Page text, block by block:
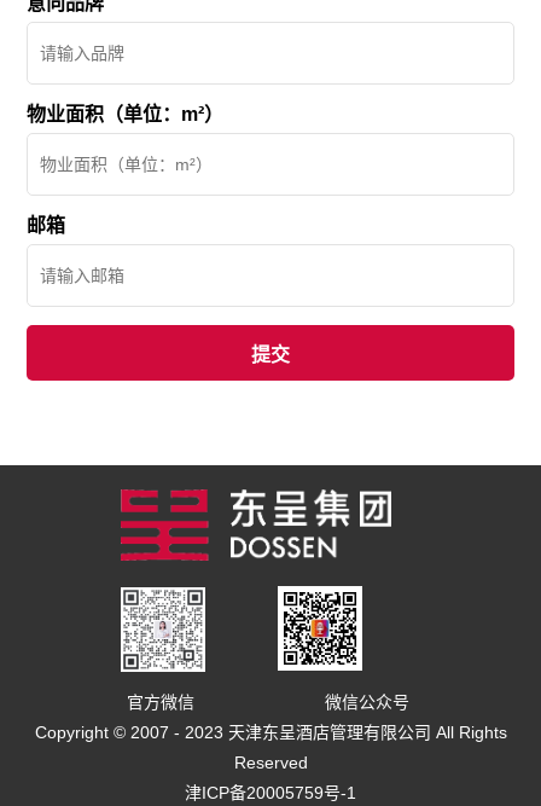
物业面积（单位：m²）
邮箱
官方微信
微信公众号
Copyright © 2007 - 2023 天津东呈酒店管理有限公司 All Rights
Reserved
津ICP备20005759号-1